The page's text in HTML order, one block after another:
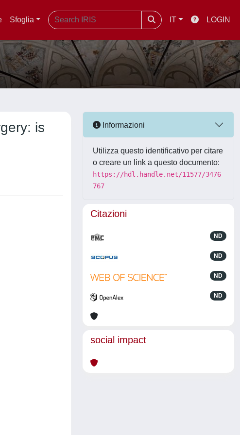
Sfoglia IT LOGIN
is
Informazioni
Utilizza questo identificativo per citare
o creare un link a questo documento:
https://hdl.handle.net/11577/3476
767
Citazioni
ND
ND
ND
ND
social impact